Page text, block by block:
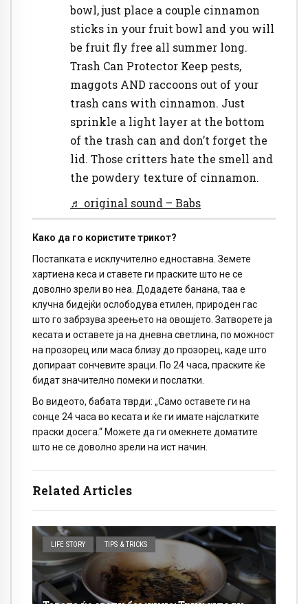
Related Articles
LIFE STORY TIPS & TRICKS
bowl, just place a couple cinnamon
sticks in your fruit bowl and you will
be fruit fly free all summer long.
Trash Can Protector Keep pests,
maggots AND raccoons out of your
trash cans with cinnamon. Just
sprinkle a light layer at the bottom
of the trash can and don’t forget the
lid. Those critters hate the smell and
the powdery texture of cinnamon.
♬ original sound – Babs
Како да го користите трикот?
Постапката е исклучително едноставна. Земете
хартиена кеса и ставете ги праските што не се
доволно зрели во неа. Додадете банана, таа е
клучна бидејќи ослободува етилен, природен гас
што го забрзува зреењето на овошјето. Затворете ја
кесата и оставете ја на дневна светлина, по можност
на прозорец или маса близу до прозорец, каде што
допираат сончевите зраци. По 24 часа, праските ќе
бидат значително помеки и послатки.
Во видеото, бабата тврди: „Само оставете ги на
сонце 24 часа во кесата и ќе ги имате најслатките
праски досега.“ Можете да ги омекнете доматите
што не се доволно зрели на ист начин.